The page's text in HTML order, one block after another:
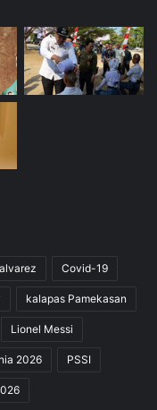
Covid-19
kalapas Pamekasan
Lionel Messi
2026 PSSI